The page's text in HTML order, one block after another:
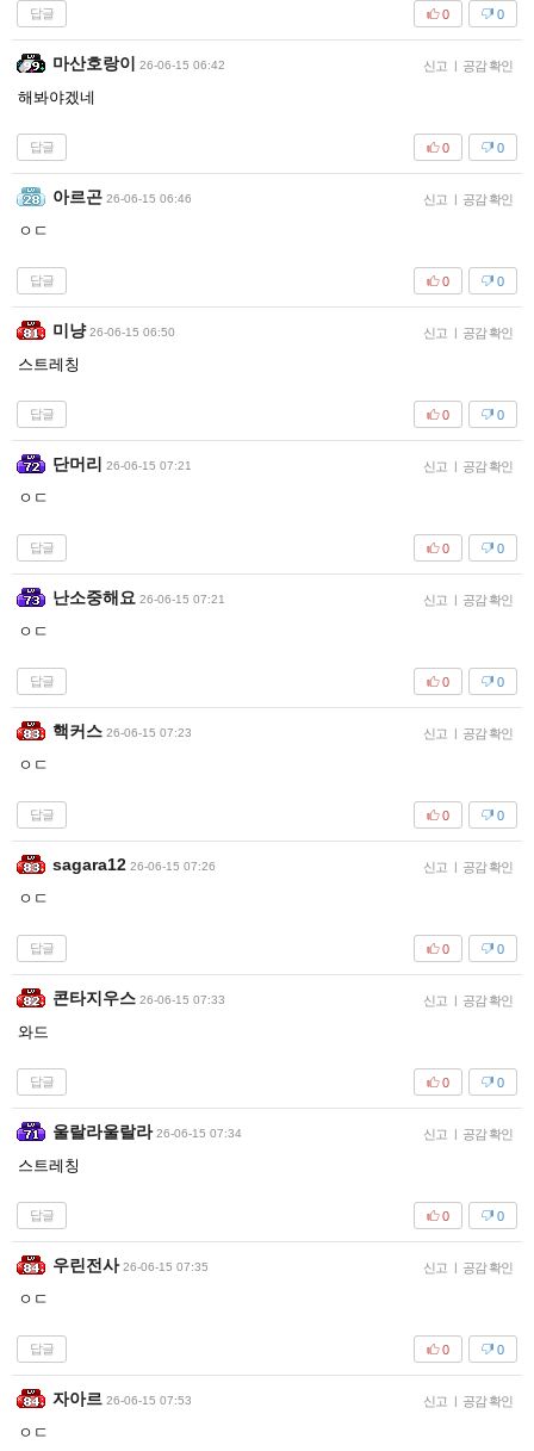
답글 0
0
마산호랑이 26-06-15 06:42 신고 | 공감 확인
해봐야겠네
답글 0
0
아르곤 26-06-15 06:46 신고 | 공감 확인
ㅇㄷ
답글 0
0
미냥 26-06-15 06:50 신고 | 공감 확인
스트레칭
답글 0
0
단머리 26-06-15 07:21 신고 | 공감 확인
ㅇㄷ
답글 0
0
난소중해요 26-06-15 07:21 신고 | 공감 확인
ㅇㄷ
답글 0
0
핵커스 26-06-15 07:23 신고 | 공감 확인
ㅇㄷ
답글 0
0
sagara12 26-06-15 07:26 신고 | 공감 확인
ㅇㄷ
답글 0
0
콘타지우스 26-06-15 07:33 신고 | 공감 확인
와드
답글 0
0
울랄라울랄라 26-06-15 07:34 신고 | 공감 확인
스트레칭
답글 0
0
우린전사 26-06-15 07:35 신고 | 공감 확인
ㅇㄷ
답글 0
0
자아르 26-06-15 07:53 신고 | 공감 확인
ㅇㄷ